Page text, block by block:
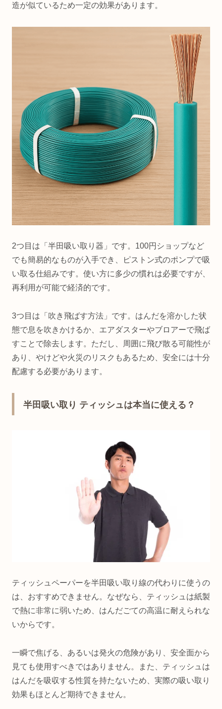
造が似ているため一定の効果があります。
2つ目は「半田吸い取り器」です。100円ショップなど
でも簡易的なものが入手でき、ピストン式のポンプで吸
い取る仕組みです。使い方に多少の慣れは必要ですが、
再利用が可能で経済的です。
3つ目は「吹き飛ばす方法」です。はんだを溶かした状
態で息を吹きかけるか、エアダスターやブロアーで飛ば
すことで除去します。ただし、周囲に飛び散る可能性が
あり、やけどや火災のリスクもあるため、安全には十分
配慮する必要があります。
半田吸い取り ティッシュは本当に使える？
ティッシュペーパーを半田吸い取り線の代わりに使うの
は、おすすめできません。なぜなら、ティッシュは紙製
で熱に非常に弱いため、はんだごての高温に耐えられな
いからです。
一瞬で焦げる、あるいは発火の危険があり、安全面から
見ても使用すべきではありません。また、ティッシュは
はんだを吸収する性質を持たないため、実際の吸い取り
効果もほとんど期待できません。